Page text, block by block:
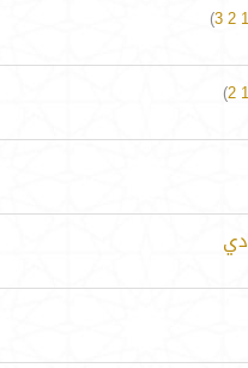
1
2
3
)
1
2
)